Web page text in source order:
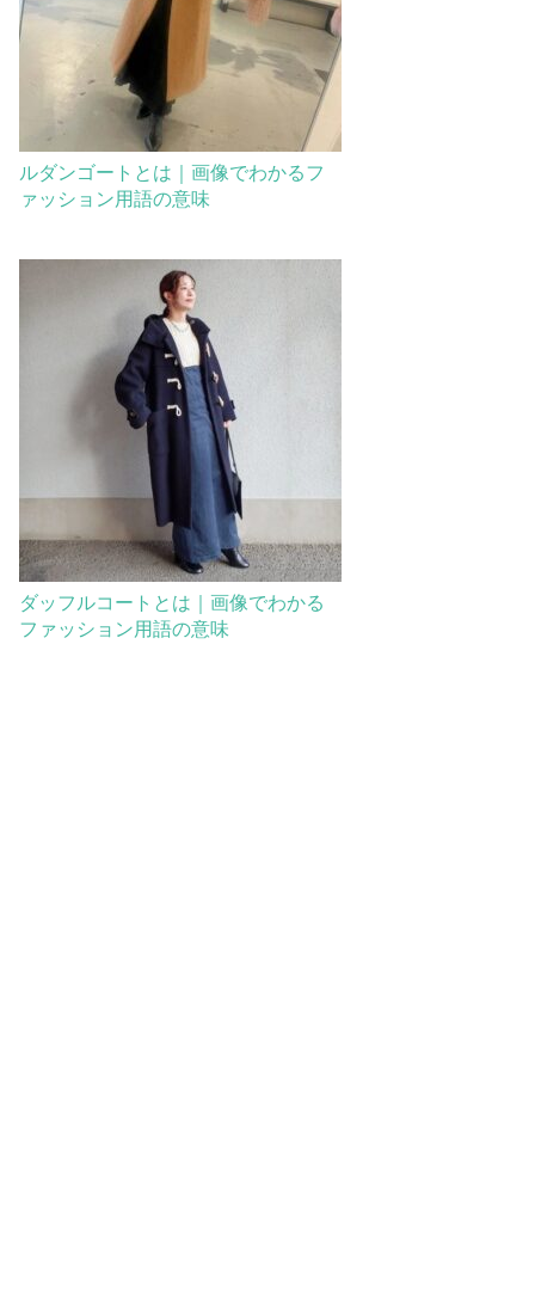
ルダンゴートとは｜画像でわかるフ
ァッション用語の意味
ダッフルコートとは｜画像でわかる
ファッション用語の意味